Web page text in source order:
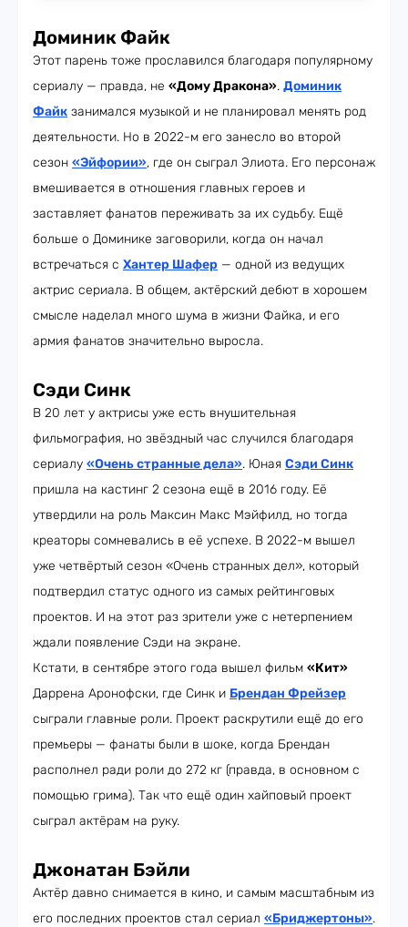
Доминик Файк
Этот парень тоже прославился благодаря популярному
сериалу — правда, не «Дому Дракона». Доминик
Файк занимался музыкой и не планировал менять род
деятельности. Но в 2022-м его занесло во второй
сезон «Эйфории», где он сыграл Элиота. Его персонаж
вмешивается в отношения главных героев и
заставляет фанатов переживать за их судьбу. Ещё
больше о Доминике заговорили, когда он начал
встречаться с Хантер Шафер — одной из ведущих
актрис сериала. В общем, актёрский дебют в хорошем
смысле наделал много шума в жизни Файка, и его
армия фанатов значительно выросла.
Сэди Синк
В 20 лет у актрисы уже есть внушительная
фильмография, но звёздный час случился благодаря
сериалу «Очень странные дела». Юная Сэди Синк
пришла на кастинг 2 сезона ещё в 2016 году. Её
утвердили на роль Максин Макс Мэйфилд, но тогда
креаторы сомневались в её успехе. В 2022-м вышел
уже четвёртый сезон «Очень странных дел», который
подтвердил статус одного из самых рейтинговых
проектов. И на этот раз зрители уже с нетерпением
ждали появление Сэди на экране.
Кстати, в сентябре этого года вышел фильм «Кит»
Даррена Аронофски, где Синк и Брендан Фрейзер
сыграли главные роли. Проект раскрутили ещё до его
премьеры — фанаты были в шоке, когда Брендан
располнел ради роли до 272 кг (правда, в основном с
помощью грима). Так что ещё один хайповый проект
сыграл актёрам на руку.
Джонатан Бэйли
Актёр давно снимается в кино, и самым масштабным из
его последних проектов стал сериал «Бриджертоны».